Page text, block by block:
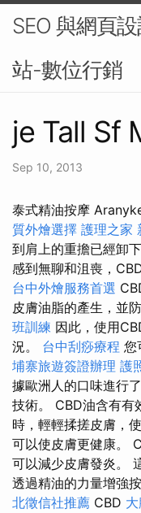
SEO 與網頁
站-數位行銷
je Tall Sf
Sep 10, 2013
泰式精油按摩
質外燴選擇 護理之家
到肩上的重擔已經卸下
感到無聊和沮喪，
台中外燴服務首選
皮膚油脂的產生，並
班訓練 因此，使用
況。 台中刮痧療程 您
埔寨旅遊簽證辦理 護
據歐洲人的口味進行
技術。 CBD油含有有
時，輕輕揉搓皮膚，
可以使皮膚更健康。
可以減少皮膚發炎。
透過精油的力量增強
北徵信社推薦 CBD